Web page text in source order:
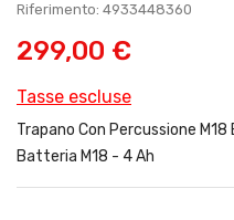
Riferimento: 4933448360
299,00 €
Tasse escluse
Trapano Con Percussione
Batteria M18 - 4 Ah